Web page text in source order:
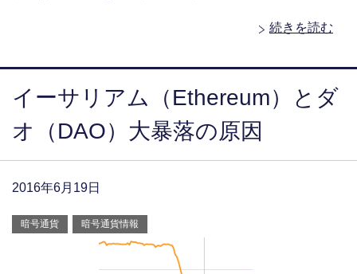
続きを読む
イーサリアム（Ethereum）とダ
オ（DAO）大暴落の原因
2016年6月19日
暗号通貨 暗号通貨情報